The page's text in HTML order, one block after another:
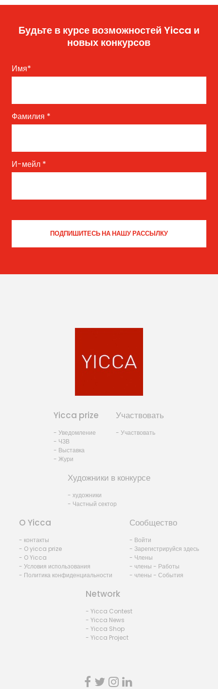
Будьте в курсе возможностей Yicca и
новых конкурсов
Имя*
Фамилия *
И-мейл *
Yicca prize
- Уведомление
- ЧЗВ
- Выставка
- Жури
Участвовать
- Участвовать
Художники в конкурсе
- художники
- Частный сектор
O Yicca
- контакты
- O yicca prize
- O Yicca
- Условия использования
- Политика конфиденциальности
Сообщество
- Войти
- Зарегистрируйся здесь
- Члены
- члены - Работы
- члены - События
Network
- Yicca Contest
- Yicca News
- Yicca Shop
- Yicca Project